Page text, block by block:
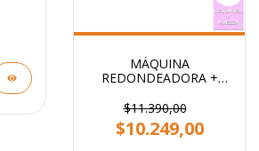
MÁQUINA
REDONDEADORA +
$11.390,00
$10.249,00